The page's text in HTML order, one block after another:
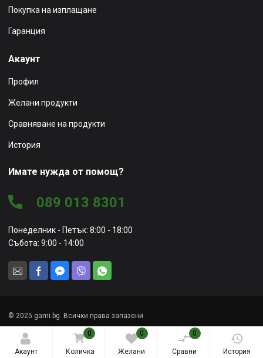
Акаунт
0
Количка
0
Желани
0
Сравни История
Покупка на изплащане
Гаранция
Акаунт
Профил
Желани продукти
Сравняване на продукти
История
Имате нужда от помощ?
089 013 8301
Понеделник - Петък: 8:00 - 18:00
Събота: 9:00 - 14:00
© 2025 gami.bg. Всички права запазени.
Уеб сайт от Marketing Vision